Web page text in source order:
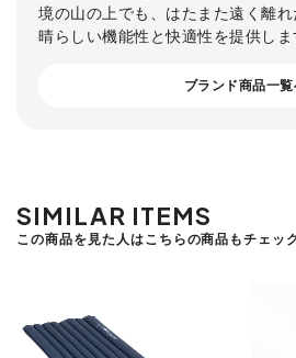
境の山の上でも、はたまた遠く離
晴らしい機能性と快適性を提供しま
ブランド商品一
SIMILAR ITEMS
この商品を見た人はこちらの商品もチェッ